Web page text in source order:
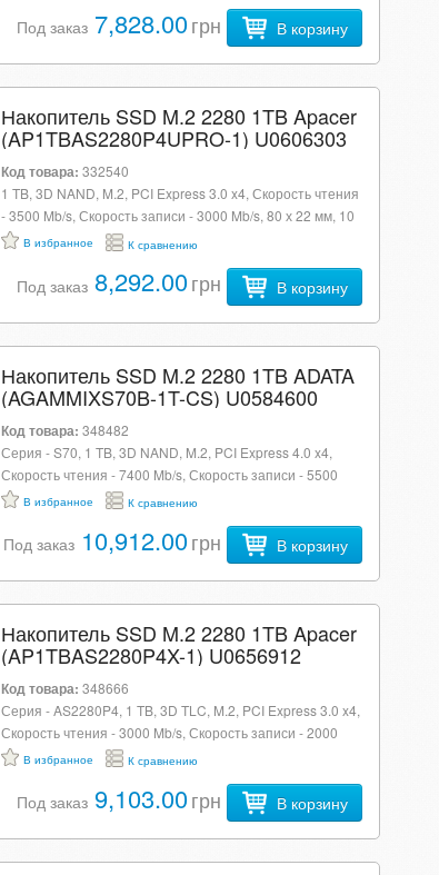
Под заказ7,828.00грн В корзину
Накопитель SSD M.2 2280 1TB Apacer
(AP1TBAS2280P4UPRO-1) U0606303
Код товара: 332540
1 TB, 3D NAND, M.2, PCI Express 3.0 x4, Скорость чтения
- 3500 Mb/s, Скорость записи - 3000 Mb/s, 80 х 22 мм, 10
г, черный
В избранное К сравнению
Под заказ8,292.00грн В корзину
Накопитель SSD M.2 2280 1TB ADATA
(AGAMMIXS70B-1T-CS) U0584600
Код товара: 348482
Серия - S70, 1 TB, 3D NAND, M.2, PCI Express 4.0 x4,
Скорость чтения - 7400 Mb/s, Скорость записи - 5500
Mb/s, 80 x 22 x 4.3 мм, 10 г, черный
В избранное К сравнению
Под заказ10,912.00грн В корзину
Накопитель SSD M.2 2280 1TB Apacer
(AP1TBAS2280P4X-1) U0656912
Код товара: 348666
Серия - AS2280P4, 1 TB, 3D TLC, M.2, PCI Express 3.0 x4,
Скорость чтения - 3000 Mb/s, Скорость записи - 2000
Mb/s, 80 x 22 x 2.38 мм, 7 г
В избранное К сравнению
Под заказ9,103.00грн В корзину